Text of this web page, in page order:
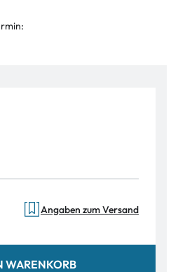
Angaben zum Versand
WARENKORB